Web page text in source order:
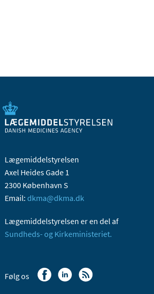
Lægemiddelstyrelsen
Axel Heides Gade 1
2300 København S
Email: dkma@dkma.dk
Lægemiddelstyrelsen er en del af
Sundheds- og Kirkeministeriet.
Følg os